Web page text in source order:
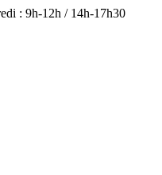
: 9h-12h / 14h-17h30